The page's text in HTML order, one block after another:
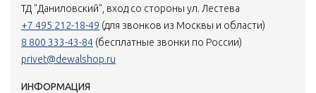
ТД "Даниловский", вход со стороны ул. Лестева
+7 495 212-18-49 (для звонков из Москвы и области)
8 800 333-43-84 (бесплатные звонки по России)
privet@dewalshop.ru
ИНФОРМАЦИЯ